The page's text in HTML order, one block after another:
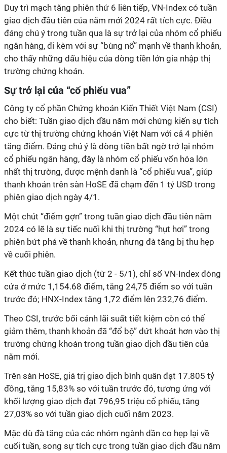
Duy trì mạch tăng phiên thứ 6 liên tiếp, VN-Index có tuần
giao dịch đầu tiên của năm mới 2024 rất tích cực. Điều
đáng chú ý trong tuần qua là sự trở lại của nhóm cổ phiếu
ngân hàng, đi kèm với sự “bùng nổ” mạnh về thanh khoản,
cho thấy những dấu hiệu của dòng tiền lớn gia nhập thị
trường chứng khoán.
Sự trở lại của “cổ phiếu vua”
Công ty cổ phần Chứng khoán Kiến Thiết Việt Nam (CSI)
cho biết: Tuần giao dịch đầu năm mới chứng kiến sự tích
cực từ thị trường chứng khoán Việt Nam với cả 4 phiên
tăng điểm. Đáng chú ý là dòng tiền bất ngờ trở lại nhóm
cổ phiếu ngân hàng, đây là nhóm cổ phiếu vốn hóa lớn
nhất thị trường, được mệnh danh là “cổ phiếu vua”, giúp
thanh khoản trên sàn HoSE đã chạm đến 1 tỷ USD trong
phiên giao dịch ngày 4/1.
Một chút “điểm gợn” trong tuần giao dịch đầu tiên năm
2024 có lẽ là sự tiếc nuối khi thị trường “hụt hơi” trong
phiên bứt phá về thanh khoản, nhưng đà tăng bị thu hẹp
về cuối phiên.
Kết thúc tuần giao dịch (từ 2 - 5/1), chỉ số VN-Index đóng
cửa ở mức 1,154.68 điểm, tăng 24,75 điểm so với tuần
trước đó; HNX-Index tăng 1,72 điểm lên 232,76 điểm.
Theo CSI, trước bối cảnh lãi suất tiết kiệm còn có thể
giảm thêm, thanh khoản đã “đổ bộ” dứt khoát hơn vào thị
trường chứng khoán trong tuần giao dịch đầu tiên của
năm mới.
Trên sàn HoSE, giá trị giao dịch bình quân đạt 17.805 tỷ
đồng, tăng 15,83% so với tuần trước đó, tương ứng với
khối lượng giao dịch đạt 796,95 triệu cổ phiếu, tăng
27,03% so với tuần giao dịch cuối năm 2023.
Mặc dù đà tăng của các nhóm ngành dần co hẹp lại về
cuối tuần, song sự tích cực trong tuần giao dịch đầu năm